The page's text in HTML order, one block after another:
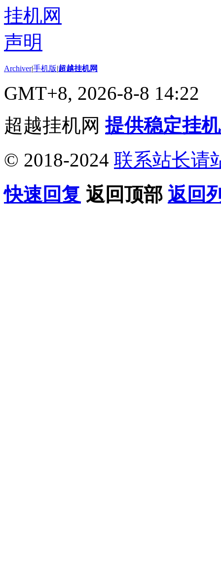
Archiver|手机版|超越挂机网
GMT+8, 2026-8-8 14:22
超越挂机网提供稳定挂
© 2018-2024 联系站长请
快速回复 返回顶部 返回